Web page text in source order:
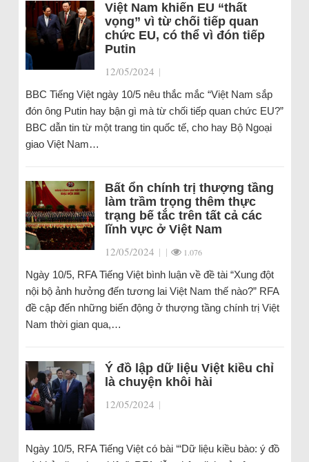
Việt Nam khiến EU “thất
vọng” vì từ chối tiếp quan
chức EU, có thể vì đón tiếp
Putin
12/05/2024 |
BBC Tiếng Việt ngày 10/5 nêu thắc mắc “Việt Nam sắp
đón ông Putin hay bận gì mà từ chối tiếp quan chức EU?”
BBC dẫn tin từ một trang tin quốc tế, cho hay Bộ Ngoại
giao Việt Nam…
Bất ổn chính trị thượng tầng
làm trầm trọng thêm thực
trạng bế tắc trên tất cả các
lĩnh vực ở Việt Nam
12/05/2024 | | 1.076
Ngày 10/5, RFA Tiếng Việt bình luận về đề tài “Xung đột
nội bộ ảnh hưởng đến tương lai Việt Nam thế nào?” RFA
đề cập đến những biến động ở thượng tầng chính trị Việt
Nam thời gian qua,…
Ý đồ lập dữ liệu Việt kiều chỉ
là chuyện khôi hài
12/05/2024 |
Ngày 10/5, RFA Tiếng Việt có bài ‘“Dữ liệu kiều bào: ý đồ